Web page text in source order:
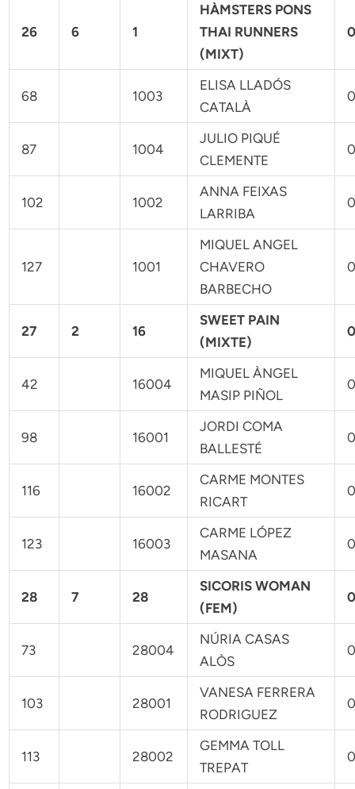
26 6 1
HÀMSTERS PONS
THAI RUNNERS
(MIXT)
68 1003
ELISA LLADÓS
CATALÀ
87 1004
JULIO PIQUÉ
CLEMENTE
102 1002
ANNA FEIXAS
LARRIBA
127 1001
MIQUEL ANGEL
CHAVERO
BARBECHO
27 2 16
SWEET PAIN
(MIXTE)
42 16004
MIQUEL ÀNGEL
MASIP PIÑOL
98 16001
JORDI COMA
BALLESTÉ
116 16002
CARME MONTES
RICART
123 16003
CARME LÓPEZ
MASANA
28 7 28
SICORIS WOMAN
(FEM)
73 28004
NÚRIA CASAS
ALÒS
103 28001
VANESA FERRERA
RODRIGUEZ
113 28002
GEMMA TOLL
TREPAT